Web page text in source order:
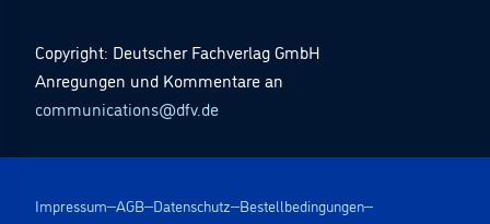
Copyright: Deutscher Fachverlag GmbH
Anregungen und Kommentare an
communications@dfv.de
Impressum AGB Datenschutz Bestellbedingungen